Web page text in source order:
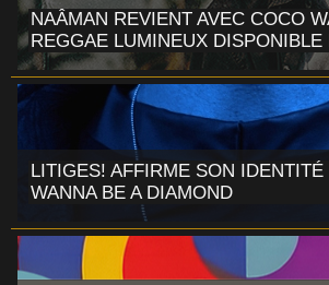
NAÂMAN REVIENT AVEC COCO
REGGAE LUMINEUX DISPONIBLE
LITIGES! AFFIRME SON IDENTITÉ
WANNA BE A DIAMOND